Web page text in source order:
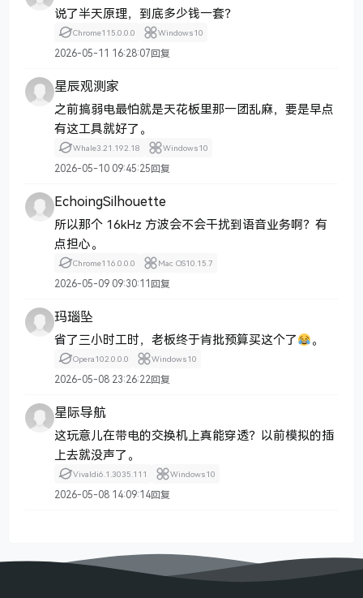
说了半天原理，到底多少钱一套？
Chrome115.0.0.0 Windows10
2026-05-11 16:28:07回复
星辰观测家
之前搞弱电最怕就是天花板里那一团乱麻，要是早点
有这工具就好了。
Whale3.21.192.18 Windows10
2026-05-10 09:45:25回复
EchoingSilhouette
所以那个 16kHz 方波会不会干扰到语音业务啊？有
点担心。
Chrome116.0.0.0 Mac OS10.15.7
2026-05-09 09:30:11回复
玛瑙坠
省了三小时工时，老板终于肯批预算买这个了 。
Opera102.0.0.0 Windows10
2026-05-08 23:26:22回复
星际导航
这玩意儿在带电的交换机上真能穿透？以前模拟的插
上去就没声了。
Vivaldi6.1.3035.111 Windows10
2026-05-08 14:09:14回复